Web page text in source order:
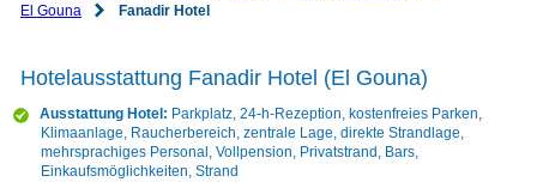
El Gouna
Fanadir Hotel
Hotelausstattung Fanadir Hotel (El Gouna)
Ausstattung Hotel: Parkplatz, 24-h-Rezeption, kostenfreies Parken,
Klimaanlage, Raucherbereich, zentrale Lage, direkte Strandlage,
mehrsprachiges Personal, Vollpension, Privatstrand, Bars,
Einkaufsmöglichkeiten, Strand